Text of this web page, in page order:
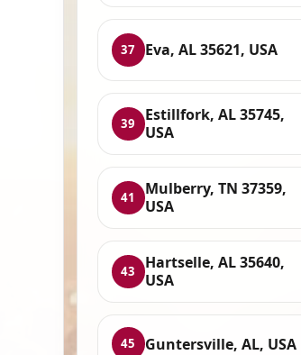
37 Eva, AL 35621, USA
39
Estillfork, AL 35745,
USA
41
Mulberry, TN 37359,
USA
43
Hartselle, AL 35640,
USA
45 Guntersville, AL, USA